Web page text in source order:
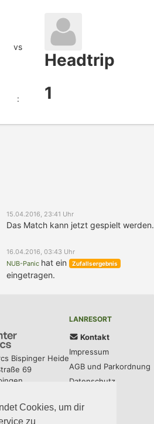
Cookies, um dir
zu
vs
Headtrip
: 1
15.04.2016, 23:41 Uhr
Das Match kann jetzt gespielt werden.
16.04.2016, 03:43 Uhr
NUB-Panic hat ein Zufallsergebnis
eingetragen.
Bispinger Heide
69
LANRESORT
Kontakt
Impressum
AGB und Parkordnung
Datenschutz
MEDIA CODE